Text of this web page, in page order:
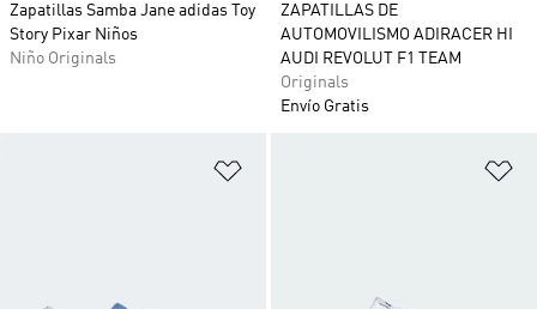
Zapatillas Samba Jane adidas Toy
Story Pixar Niños
Niño Originals
ZAPATILLAS DE
AUTOMOVILISMO ADIRACER HI
AUDI REVOLUT F1 TEAM
Originals
Envío Gratis